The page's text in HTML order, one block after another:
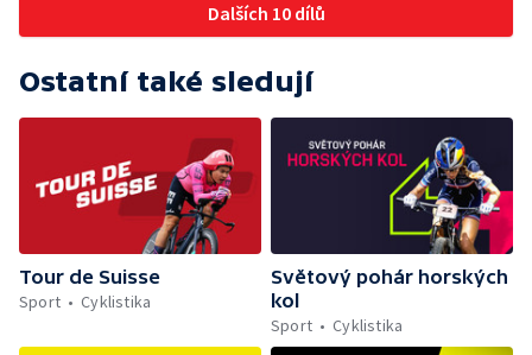
Dalších 10 dílů
Ostatní také sledují
Tour de Suisse
Sport
Cyklistika
Světový pohár horských
kol
Sport
Cyklistika